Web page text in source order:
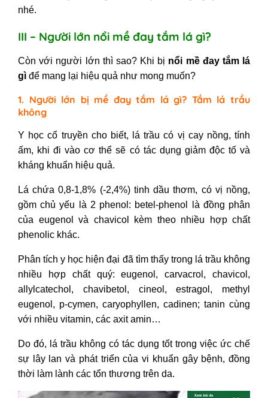
nhé.
III – Người lớn nổi mề đay tắm lá gì?
Còn với người lớn thì sao? Khi bị nổi mề đay tắm lá
gì để mang lại hiệu quả như mong muốn?
1. Người lớn bị mề đay tắm lá gì? Tắm lá trầu
không
Y học cổ truyền cho biết, lá trầu có vị cay nồng, tính
ấm, khi đi vào cơ thể sẽ có tác dụng giảm độc tố và
kháng khuẩn hiệu quả.
Lá chứa 0,8-1,8% (-2,4%) tinh dầu thơm, có vị nồng,
gồm chủ yếu là 2 phenol: betel-phenol là đồng phân
của eugenol và chavicol kèm theo nhiều hợp chất
phenolic khác.
Phân tích y học hiện đại đã tìm thấy trong lá trầu không
nhiều hợp chất quý: eugenol, carvacrol, chavicol,
allylcatechol, chavibetol, cineol, estragol, methyl
eugenol, p-cymen, caryophyllen, cadinen; tanin cùng
với nhiều vitamin, các axit amin…
Do đó, lá trầu không có tác dụng tốt trong việc ức chế
sự lây lan và phát triển của vi khuẩn gây bệnh, đồng
thời làm lành các tổn thương trên da.